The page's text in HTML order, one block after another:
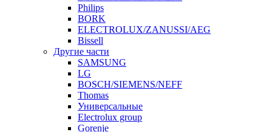
Philips
BORK
ELECTROLUX/ZANUSSI/AEG
Bissell
Другие части
SAMSUNG
LG
BOSCH/SIEMENS/NEFF
Thomas
Универсальные
Electrolux group
Gorenje